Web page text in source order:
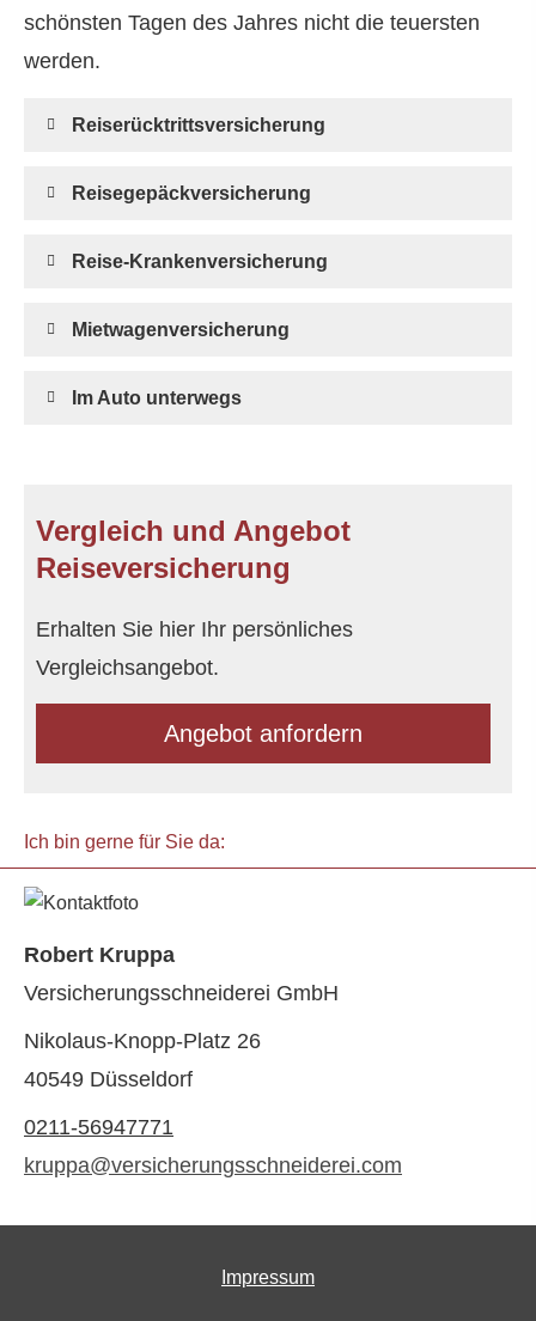
schönsten Tagen des Jahres nicht die teuersten
werden.
Reiserücktrittsversicherung
Reisegepäckversicherung
Reise-Kranken­ver­si­che­rung
Mietwagenversicherung
Im Auto unterwegs
Vergleich und Angebot
Reiseversicherung
Erhalten Sie hier Ihr persönliches
Vergleichsangebot.
An­ge­bot an­for­dern
Ich bin gerne für Sie da:
Robert Kruppa
Versicherungsschneiderei GmbH
Nikolaus-Knopp-Platz 26
40549 Düsseldorf
0211-56947771
kruppa@versicherungsschneiderei.com
Impressum